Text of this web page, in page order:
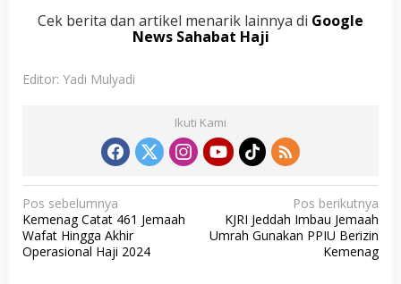
Cek berita dan artikel menarik lainnya di Google
News Sahabat Haji
Editor: Yadi Mulyadi
Ikuti Kami
N
a
v
Pos sebelumnya
Kemenag Catat 461 Jemaah
Wafat Hingga Akhir
Operasional Haji 2024
Pos berikutnya
KJRI Jeddah Imbau Jemaah
Umrah Gunakan PPIU Berizin
Kemenag